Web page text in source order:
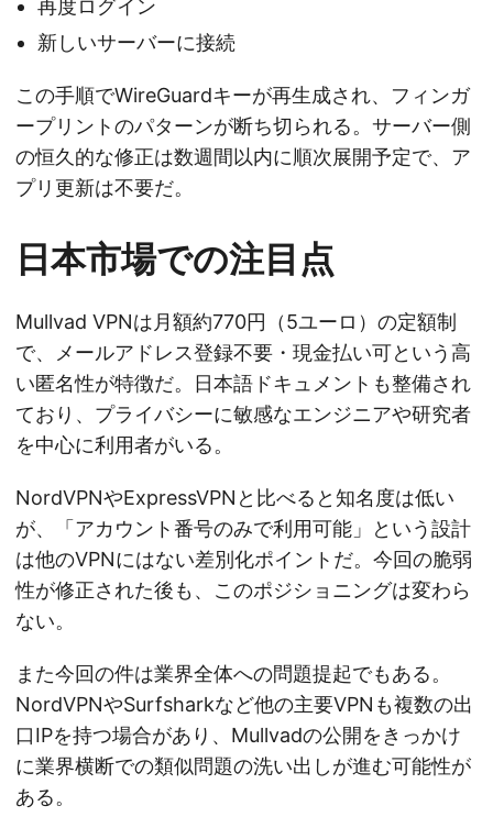
再度ログイン
新しいサーバーに接続
この手順でWireGuardキーが再生成され、フィンガ
ープリントのパターンが断ち切られる。サーバー側
の恒久的な修正は数週間以内に順次展開予定で、ア
プリ更新は不要だ。
日本市場での注目点
Mullvad VPNは月額約770円（5ユーロ）の定額制
で、メールアドレス登録不要・現金払い可という高
い匿名性が特徴だ。日本語ドキュメントも整備され
ており、プライバシーに敏感なエンジニアや研究者
を中心に利用者がいる。
NordVPNやExpressVPNと比べると知名度は低い
が、「アカウント番号のみで利用可能」という設計
は他のVPNにはない差別化ポイントだ。今回の脆弱
性が修正された後も、このポジショニングは変わら
ない。
また今回の件は業界全体への問題提起でもある。
NordVPNやSurfsharkなど他の主要VPNも複数の出
口IPを持つ場合があり、Mullvadの公開をきっかけ
に業界横断での類似問題の洗い出しが進む可能性が
ある。